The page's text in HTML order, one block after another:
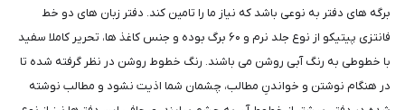
برگه های دفتر به نوعی باشد که نیاز ما را تامین کند. دفتر زبان های دو خط
فانتزی پیتیکو از نوع جلد نرم و ۶۰ برگ بوده و جنس کاغذ ها، تحریر کاملا سفید
با خطوطی به رنگ آبی روشن می باشند. رنگ خطوط روشن در نظر گرفته شده تا
در هنگام نوشتن و خواندنِ مطالب، چشمان شما اذیت نشود و مطالب نوشته